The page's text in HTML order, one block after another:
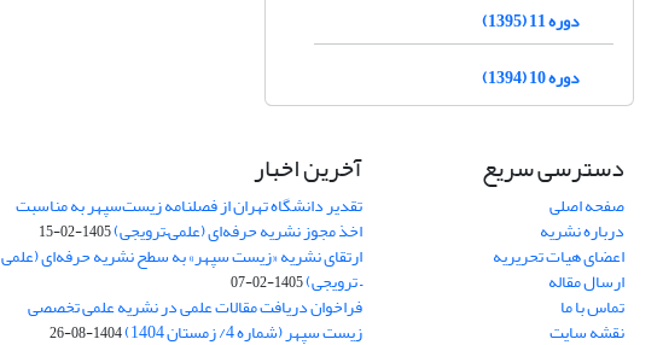
دوره 11 (1395)
دوره 10 (1394)
دسترسی سریع
صفحه اصلی
درباره نشریه
اعضای هیات تحریریه
ارسال مقاله
تماس با ما
نقشه سایت
آخرین اخبار
تقدیر دانشگاه تهران از فصلنامه زیست‌سپهر به مناسبت
اخذ مجوز نشریه حرفه‌ای (علمی–ترویجی)1405-02-15
ارتقای نشریه «زیست‌ سپهر» به سطح نشریه حرفه‌ای (علمی
– ترویجی)1405-02-07
فراخوان دریافت مقالات علمی در نشریه علمی تخصصی
زیست سپهر (شماره 4/ زمستان 1404) 1404-08-26